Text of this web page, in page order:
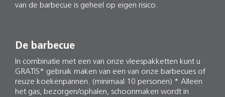
van de barbecue is geheel op eigen risico.
De barbecue
In combinatie met een van onze vleespakketten kunt u
GRATIS* gebruik maken van een van onze barbecues of
reuze koekenpannen. (minimaal 10 personen) * Alleen
het gas, bezorgen/ophalen, schoonmaken wordt in